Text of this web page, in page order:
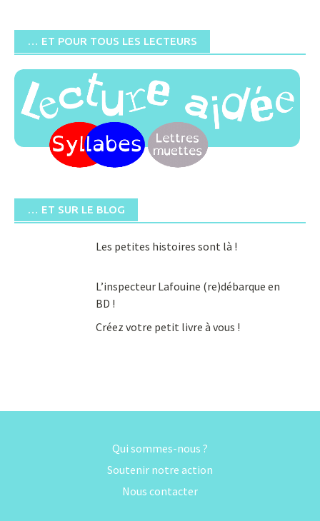
… ET POUR TOUS LES LECTEURS
… ET SUR LE BLOG
Les petites histoires sont là !
L’inspecteur Lafouine (re)débarque en
BD !
Créez votre petit livre à vous !
Qui sommes-nous ?
Soutenir notre action
Nous contacter